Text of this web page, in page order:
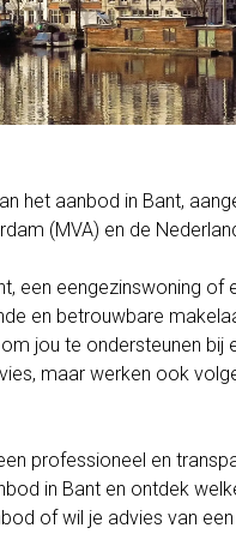
het aanbod in Bant,
(MVA) en de
een eengezinswoning of
en betrouwbare
jou te ondersteunen bij
maar werken ook
professioneel en
in Bant en ontdek
of wil je advies van